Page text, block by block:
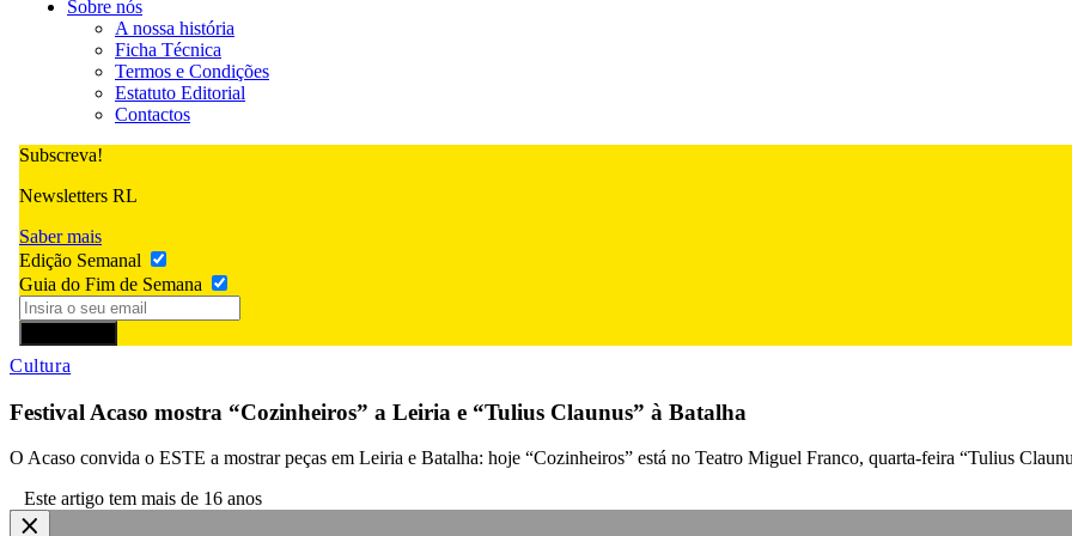
Sobre nós
A nossa história
Ficha Técnica
Termos e Condições
Estatuto Editorial
Contactos
Subscreva!
Newsletters RL
Saber mais
Edição Semanal
Guia do Fim de Semana
Cultura
Festival Acaso mostra “Cozinheiros” a Leiria e “Tulius Claunus” à Batalha
O Acaso convida o ESTE a mostrar peças em Leiria e Batalha: hoje “Cozinheiros” está no Teatro Miguel Franco, quarta-feira “Tulius
Este artigo tem mais de 16 anos